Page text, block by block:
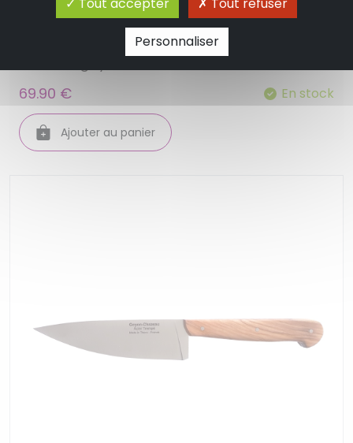
Couteau de chef le grand tradi, noyer vieilli
69.90 €
En stock
Ajouter au panier
Personnaliser